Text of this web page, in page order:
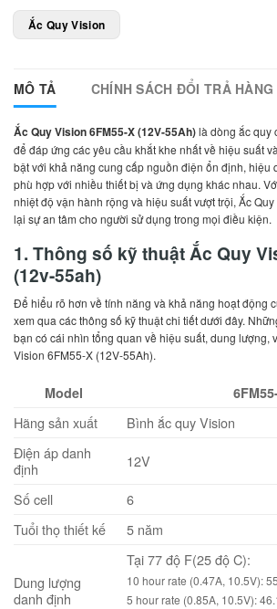
Ắc Quy Vision
MÔ TẢ CHÍNH SÁCH ĐỔI TRẢ HÀNG
Ắc Quy Vision 6FM55-X (12V-55Ah)là dòng ắc quy
để đáp ứng các yêu cầu khắt khe nhất về hiệu suất
bật với khả năng cung cấp nguồn điện ổn định, hiệu
phù hợp với nhiều thiết bị và ứng dụng khác nhau.
nhiệt độ vận hành rộng và hiệu suất vượt trội, Ắc
lại sự an tâm cho người sử dụng trong mọi điều kiện.
1. Thông số kỹ thuật Ắc Quy
(12v-55ah)
Để hiểu rõ hơn về tính năng và khả năng hoạt động
xem qua các thông số kỹ thuật chi tiết dưới đây.
bạn có cái nhìn tổng quan về hiệu suất, dung lượng,
Vision 6FM55-X (12V-55Ah).
Model
Hãng sản xuất
Bình ắc quy Vision
Điện áp danh
định
12V
Số cell
6
Tuổi thọ thiết kế
5 năm
Dung lượng
danh định
Tại 77 độ F(25 độ C):
10 hour rate (0.47A, 10.5V):
5 hour rate (0.85A, 10.5V):